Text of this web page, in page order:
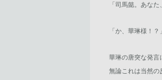
「司馬懿。あな
「か、華琳様！？」
華琳の唐突な発言
無論これは当然の